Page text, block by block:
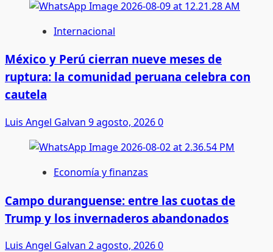
Internacional
México y Perú cierran nueve meses de
ruptura: la comunidad peruana celebra con
cautela
Luis Angel Galvan 9 agosto, 20260
Economía y finanzas
Campo duranguense: entre las cuotas de
Trump y los invernaderos abandonados
Luis Angel Galvan 2 agosto, 20260